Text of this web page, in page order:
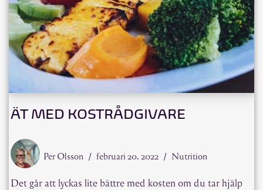
ÄT MED KOSTRÅDGIVARE
Per Olsson februari 20, 2022 Nutrition
Det går att lyckas lite bättre med kosten om du tar hjälp